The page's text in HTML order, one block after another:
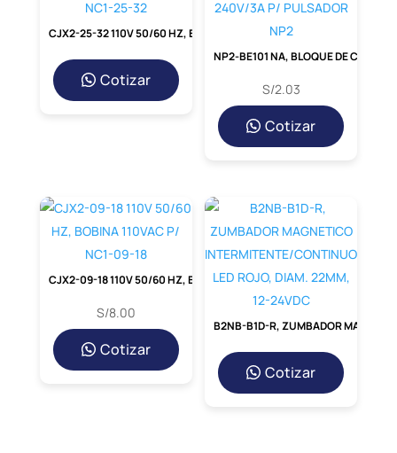
Cotizar S/2.03
Cotizar
S/8.00
Cotizar
Cotizar